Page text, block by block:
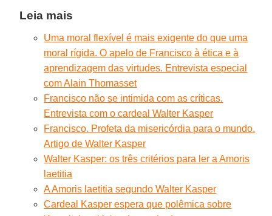
Leia mais
Uma moral flexível é mais exigente do que uma
moral rígida. O apelo de Francisco à ética e à
aprendizagem das virtudes. Entrevista especial
com Alain Thomasset
Francisco não se intimida com as críticas.
Entrevista com o cardeal Walter Kasper
Francisco. Profeta da misericórdia para o mundo.
Artigo de Walter Kasper
Walter Kasper: os três critérios para ler a Amoris
laetitia
A Amoris laetitia segundo Walter Kasper
Cardeal Kasper espera que polêmica sobre